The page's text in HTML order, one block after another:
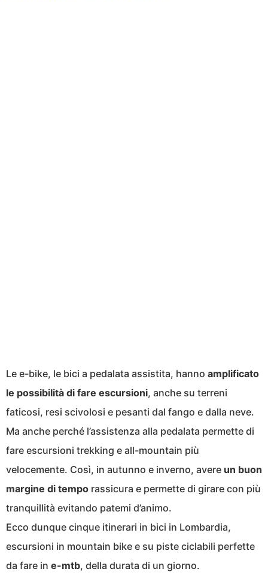
Le e-bike, le bici a pedalata assistita, hanno amplificato
le possibilità di fare escursioni, anche su terreni
faticosi, resi scivolosi e pesanti dal fango e dalla neve.
Ma anche perché l’assistenza alla pedalata permette di
fare escursioni trekking e all-mountain più
velocemente. Così, in autunno e inverno, avere un buon
margine di tempo rassicura e permette di girare con più
tranquillità evitando patemi d’animo.
Ecco dunque cinque itinerari in bici in Lombardia,
escursioni in mountain bike e su piste ciclabili perfette
da fare in e-mtb, della durata di un giorno.